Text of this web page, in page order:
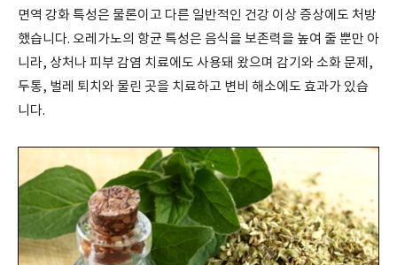
면역 강화 특성은 물론이고 다른 일반적인 건강 이상 증상에도 처방
했습니다. 오레가노의 항균 특성은 음식을 보존력을 높여 줄 뿐만 아
니라, 상처나 피부 감염 치료에도 사용돼 왔으며 감기와 소화 문제 ,
두통, 벌레 퇴치와 물린 곳을 치료하고 변비 해소에도 효과가 있습
니다.